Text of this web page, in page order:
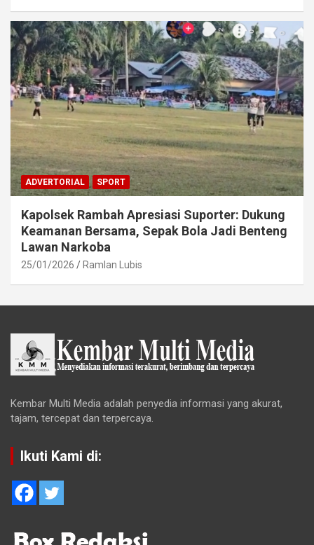
ADVERTORIAL SPORT
Kapolsek Rambah Apresiasi Suporter: Dukung
Keamanan Bersama, Sepak Bola Jadi Benteng
Lawan Narkoba
25/01/2026 Ramlan Lubis
Kembar Multi Media adalah penyedia informasi yang akurat,
tajam, tercepat dan terpercaya.
Ikuti Kami di: